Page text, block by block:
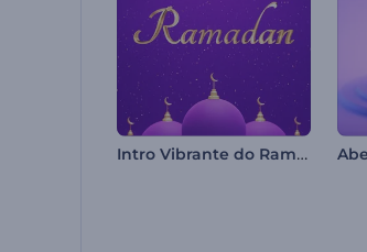
Intro Vibrante do Ramadã